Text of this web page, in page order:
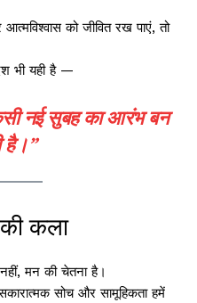
को जीवित रख पाएं, तो
भी यही है —
नई सुबह का आरंभ बन
है।”
कला
मन की चेतना है।
सोच और सामूहिकता हमें